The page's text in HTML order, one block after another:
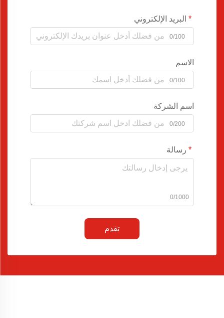
البريد الإلكتروني
0/100
الاسم
0/100
اسم الشركة
0/200
رسالة
0/1000
تقدم